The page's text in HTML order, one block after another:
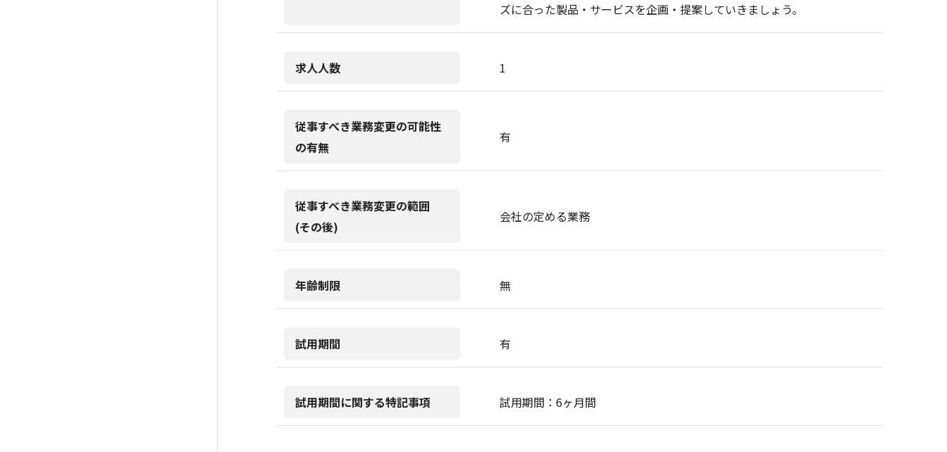
ズに合った製品・サービスを企画・提案していきましょう。
求人人数 1
従事すべき業務変更の可能性
の有無
有
従事すべき業務変更の範囲
(その後)
会社の定める業務
年齢制限 無
試用期間 有
試用期間に関する特記事項 試用期間：6ヶ月間